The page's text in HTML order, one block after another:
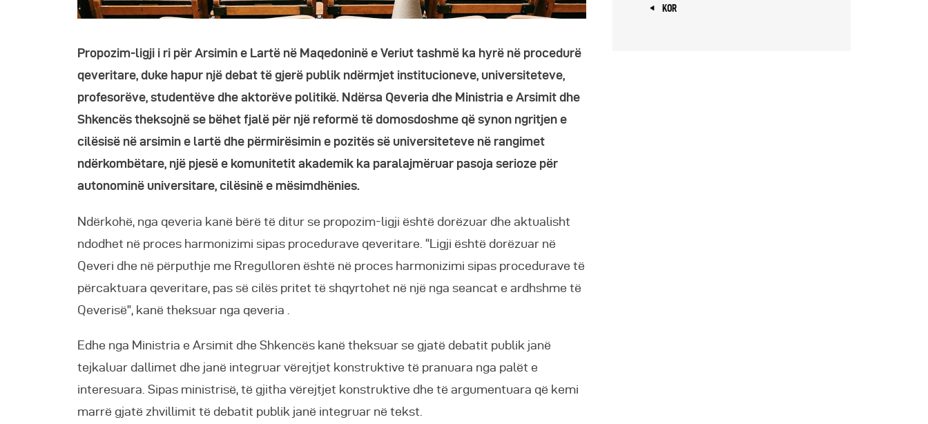
Propozim-ligji i ri për Arsimin e Lartë në Maqedoninë e Veriut tashmë ka hyrë në procedurë
qeveritare, duke hapur një debat të gjerë publik ndërmjet institucioneve, universiteteve,
profesorëve, studentëve dhe aktorëve politikë. Ndërsa Qeveria dhe Ministria e Arsimit dhe
Shkencës theksojnë se bëhet fjalë për një reformë të domosdoshme që synon ngritjen e
cilësisë në arsimin e lartë dhe përmirësimin e pozitës së universiteteve në rangimet
ndërkombëtare, një pjesë e komunitetit akademik ka paralajmëruar pasoja serioze për
autonominë universitare, cilësinë e mësimdhënies.
Ndërkohë, nga qeveria kanë bërë të ditur se propozim-ligji është dorëzuar dhe aktualisht
ndodhet në proces harmonizimi sipas procedurave qeveritare. “Ligji është dorëzuar në
Qeveri dhe në përputhje me Rregulloren është në proces harmonizimi sipas procedurave të
përcaktuara qeveritare, pas së cilës pritet të shqyrtohet në një nga seancat e ardhshme të
Qeverisë”, kanë theksuar nga qeveria .
Edhe nga Ministria e Arsimit dhe Shkencës kanë theksuar se gjatë debatit publik janë
tejkaluar dallimet dhe janë integruar vërejtjet konstruktive të pranuara nga palët e
interesuara. Sipas ministrisë, të gjitha vërejtjet konstruktive dhe të argumentuara që kemi
marrë gjatë zhvillimit të debatit publik janë integruar në tekst.
« KOR